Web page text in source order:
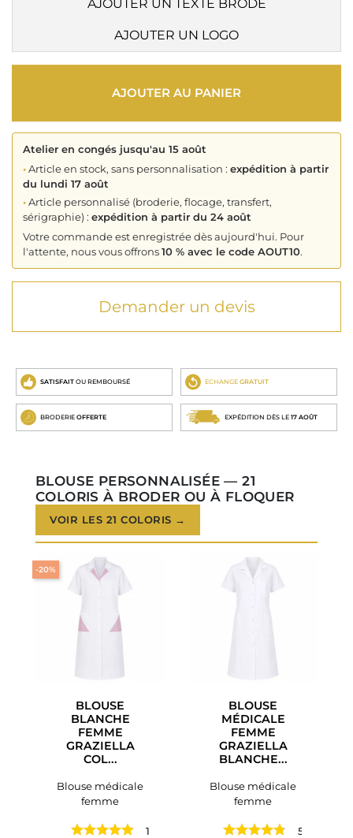
AJOUTER UN TEXTE BRODÉ
AJOUTER UN LOGO
AJOUTER AU PANIER
Atelier en congés jusqu'au 15 août
•Article en stock, sans personnalisation : expédition à partir
du lundi 17 août
•Article personnalisé (broderie, flocage, transfert,
sérigraphie) : expédition à partir du 24 août
Votre commande est enregistrée dès aujourd'hui. Pour
l'attente, nous vous offrons10 % avec le code AOUT10.
Demander un devis
SATISFAIT OU REMBOURSÉ ECHANGE GRATUIT
BRODERIE OFFERTE EXPÉDITION DÈS LE 17 AOÛT
BLOUSE PERSONNALISÉE — 21
COLORIS À BRODER OU À FLOQUER
VOIR LES 21 COLORIS →
BLOUSE
BLANCHE
FEMME
GRAZIELLA
COL...
Blouse médicale
femme
1 avis
-20%
BLOUSE
MÉDICALE
FEMME
GRAZIELLA
BLANCHE...
Blouse médicale
femme
5 avis